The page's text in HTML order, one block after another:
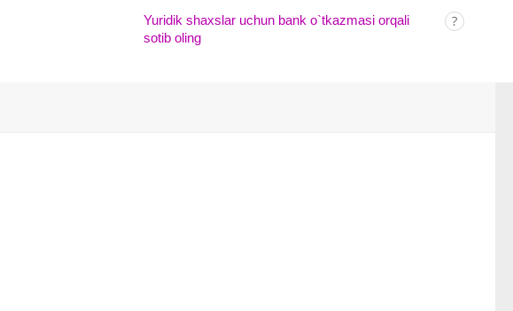
Yuridik shaxslar uchun bank o`tkazmasi orqali
sotib oling